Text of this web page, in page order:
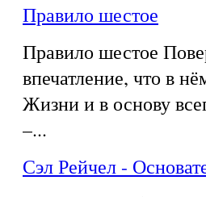
Правило шестое
Правило шестое
впечатление, что в
Жизни и в основу
–...
Сэл Рейчел -